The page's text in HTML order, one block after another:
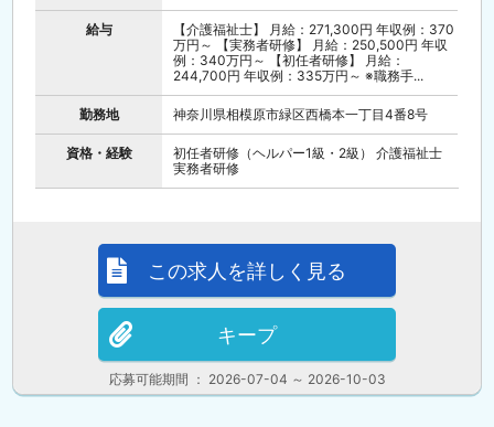
給与
【介護福祉士】 月給：271,300円 年収例：370
万円～ 【実務者研修】 月給：250,500円 年収
例：340万円～ 【初任者研修】 月給：
244,700円 年収例：335万円～ ※職務手...
勤務地 神奈川県相模原市緑区西橋本一丁目4番8号
資格・経験
初任者研修（ヘルパー1級・2級） 介護福祉士
実務者研修
応募可能期間 ： 2026-07-04 ～ 2026-10-03
この求人を詳しく見る
キープ